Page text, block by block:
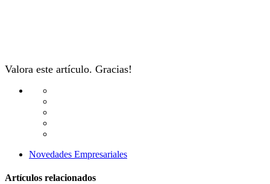
Valora este artículo. Gracias!
Novedades Empresariales
Artículos relacionados